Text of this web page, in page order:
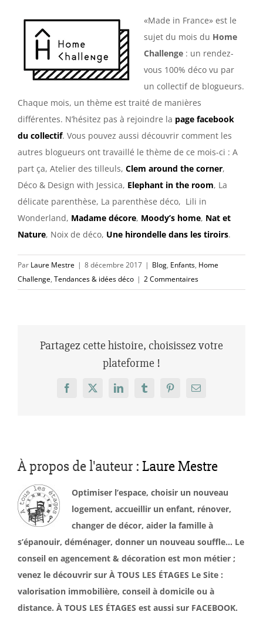
«Made in France» est le
sujet du mois du Home
Challenge : un rendez-
vous 100% déco vu par
un collectif de blogueurs.
Chaque mois, un thème est traité de manières
différentes. N’hésitez pas à rejoindre la page facebook
du collectif. Vous pouvez aussi découvrir comment les
autres blogueurs ont travaillé le thème de ce mois-ci : A
part ça, Atelier des tilleuls, Clem around the corner,
Déco & Design with Jessica, Elephant in the room, La
délicate parenthèse, La parenthèse déco, Lili in
Wonderland, Madame décore, Moody’s home, Nat et
Nature, Noix de déco, Une hirondelle dans les tiroirs.
Par Laure Mestre | 8 décembre 2017 | Blog, Enfants, Home
Challenge, Tendances & idées déco | 2 Commentaires
Partagez cette histoire, choisissez votre
plateforme !
Facebook
X LinkedInTumblrPinterestEmail
À propos de l'auteur : Laure Mestre
Optimiser l’espace, choisir un nouveau
logement, accueillir un enfant, rénover,
changer de décor, aider la famille à
s’épanouir, déménager, donner un nouveau souffle… Le
conseil en agencement & décoration est mon métier ;
venez le découvrir sur À TOUS LES ÉTAGES Le Site :
valorisation immobilière, conseil à domicile ou à
distance. À TOUS LES ÉTAGES est aussi sur FACEBOOK.